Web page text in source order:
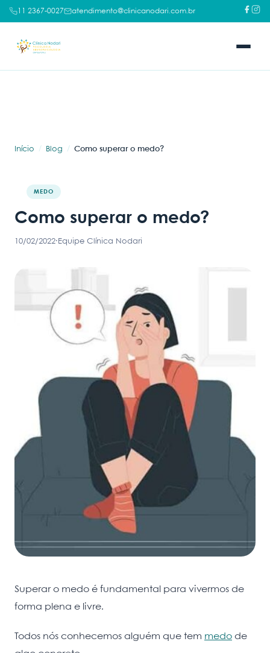
11 2367-0027 atendimento@clinicanodari.com.br
Início Blog Como superar o medo?
MEDO
Como superar o medo?
10/02/2022· Equipe Clínica Nodari
Superar o medo é fundamental para vivermos de
forma plena e livre.
Todos nós conhecemos alguém que tem medo de